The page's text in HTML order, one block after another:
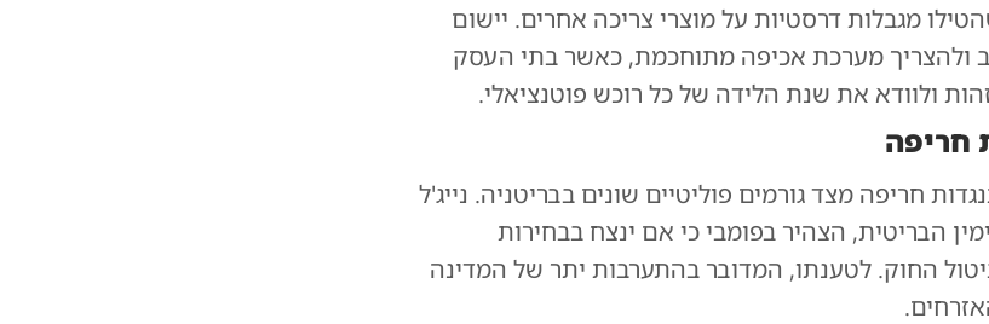
מגבלות דרסטיות על מוצרי צריכה אחרים. יישום
ולהצריך מערכת אכיפה מתוחכמת, כאשר בתי העסק
ולוודא את שנת הלידה של כל רוכש פוטנציאלי.
חריפה
חריפה מצד גורמים פוליטיים שונים בבריטניה. נייג'ל
הבריטית, הצהיר בפומבי כי אם ינצח בבחירות
החוק. לטענתו, המדובר בהתערבות יתר של המדינה